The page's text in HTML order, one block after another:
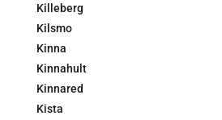
Killeberg
Kilsmo
Kinna
Kinnahult
Kinnared
Kista